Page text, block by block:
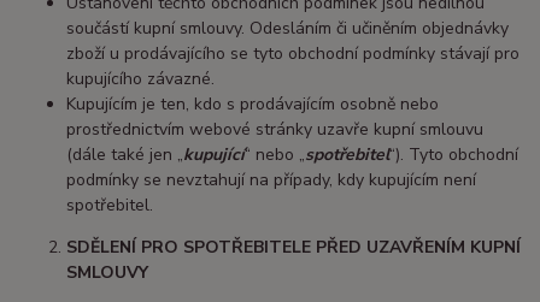
součástí kupní smlouvy. Odesláním či učiněním objednávky
zboží u prodávajícího se tyto obchodní podmínky stávají pro
kupujícího závazné.
Kupujícím je ten, kdo s prodávajícím osobně nebo
prostřednictvím webové stránky uzavře kupní smlouvu
(dále také jen „kupující“ nebo „spotřebitel“). Tyto obchodní
podmínky se nevztahují na případy, kdy kupujícím není
spotřebitel.
SDĚLENÍ PRO SPOTŘEBITELE PŘED UZAVŘENÍM KUPNÍ
SMLOUVY